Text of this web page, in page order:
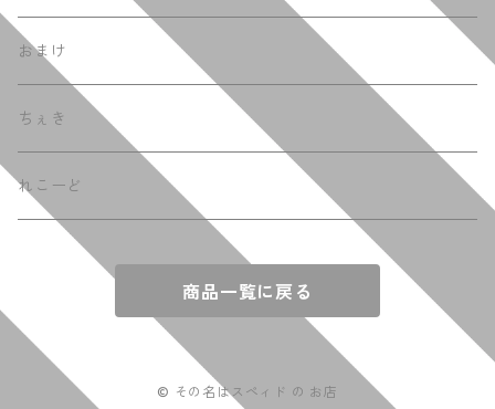
おまけ
ちぇき
れこーど
商品一覧に戻る
© その名はスペィド の お店